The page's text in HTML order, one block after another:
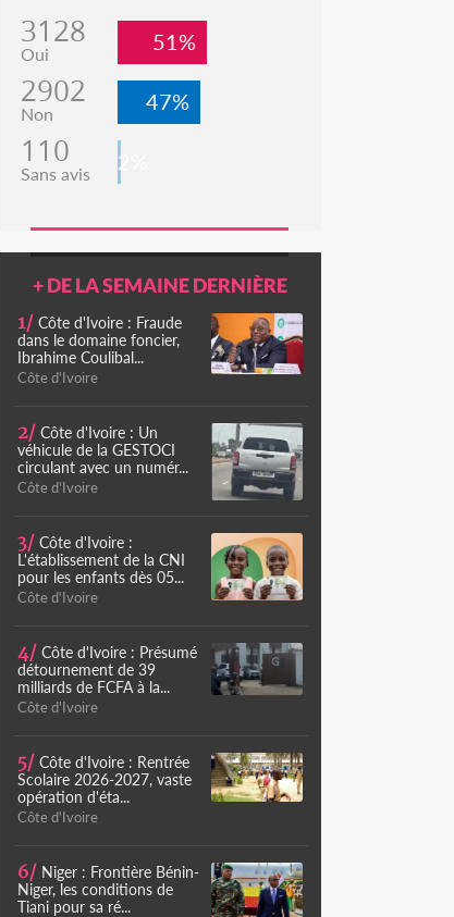
3128
Oui 51%
2902
Non 47%
110
Sans avis 2%
+ DE LA SEMAINE DERNIÈRE
1/ Côte d'Ivoire : Fraude
dans le domaine foncier,
Ibrahime Coulibal...
Côte d'Ivoire
2/ Côte d'Ivoire : Un
véhicule de la GESTOCI
circulant avec un numér...
Côte d'Ivoire
3/ Côte d'Ivoire :
L'établissement de la CNI
pour les enfants dès 05...
Côte d'Ivoire
4/ Côte d'Ivoire : Présumé
détournement de 39
milliards de FCFA à la...
Côte d'Ivoire
5/ Côte d'Ivoire : Rentrée
Scolaire 2026-2027, vaste
opération d'éta...
Côte d'Ivoire
6/ Niger : Frontière Bénin-
Niger, les conditions de
Tiani pour sa ré...